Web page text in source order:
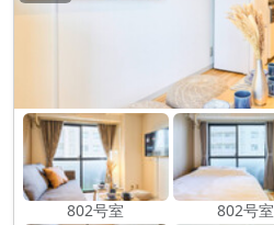
802号室 802号室